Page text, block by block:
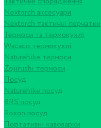
Nextorch аксесуари
Nextorch тактичні перчатки
Термоси та термокухлі
Wacaco термокухлі
Naturehike термоси
Zojirushi термоси
Посуд
Naturehike посуд
BRS посуд
Roxon посуд
Портативні кавоварки